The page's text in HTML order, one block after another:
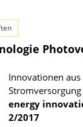
l
a
t
i
w
n
l
a
d
s
Innovationen
energy
2/2017